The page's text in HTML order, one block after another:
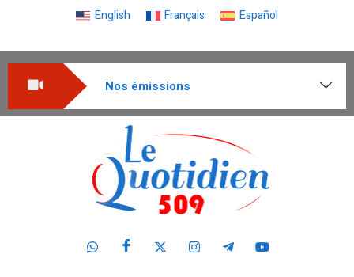
English Français Español
Nos émissions